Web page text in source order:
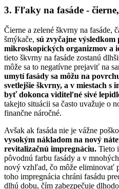
3. Fľaky na fasáde - čierne,
Čierne a zelené škvrny na fasáde,
šmýkače, sú zvyčajne výsledkom
mikroskopických organizmov a
tieto škvrny na fasáde zostanú
môže sa to negatívne prejaviť na
umytí fasády sa môžu na
svetlejšie škvrny, a v miestach s
byť dokonca viditeľné sivé
takejto situácii sa často uvažuje o
finančne náročné.
Avšak ak fasáda nie je vážne
vysokým nákladom na nový
revitalizačnú impregnáciu. Tieto
pôvodnú farbu fasády a v
nový vzhľad, čo môže eliminovať
toho impregnácia chráni fasádu
dlhú dobu, čím zabezpečuje